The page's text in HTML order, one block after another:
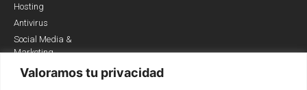
Valoramos tu privacidad
Hosting
Antivirus
Social Media &
Marketing